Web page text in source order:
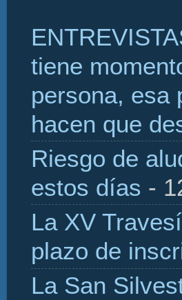
tiene
persona, esa
hacen que
Riesgo de
estos días -
La XV
plazo de
La San